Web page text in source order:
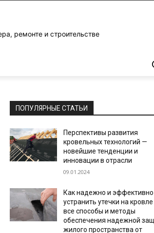
ремонте и строительстве
ПОПУЛЯРНЫЕ СТАТЬИ
Перспективы развития
кровельных технологий —
новейшие тенденции и
инновации в отрасли
09.01.2024
Как надежно и эффективно
устранить утечки на
все способы и методы
обеспечения надежной
жилого пространства от